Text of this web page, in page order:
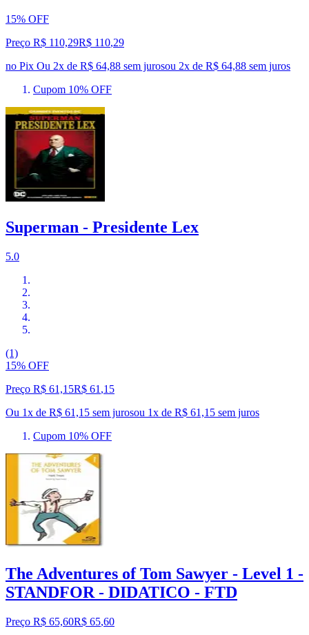
15% OFF
Preço R$ 110,29R$ 110,29
no Pix Ou 2x de R$ 64,88 sem jurosou 2x de R$ 64,88 sem juros
Cupom 10% OFF
Superman - Presidente Lex
5.0
(1)
15% OFF
Preço R$ 61,15R$ 61 ,15
Ou 1x de R$ 61,15 sem jurosou 1x de R$ 61,15 sem juros
Cupom 10% OFF
The Adventures of Tom Sawyer - Level 1 -
STANDFOR - DIDATICO - FTD
Preço R$ 65,60R$ 65,60